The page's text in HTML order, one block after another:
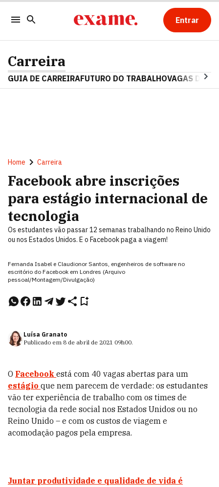
Entrar
Carreira
GUIA DE CARREIRAFUTURO DO TRABALHOVAGAS DE
Home Carreira
Facebook abre inscrições
para estágio internacional de
tecnologia
Os estudantes vão passar 12 semanas trabalhando no Reino Unido
ou nos Estados Unidos. E o Facebook paga a viagem!
Fernanda Isabel e Claudionor Santos, engenheiros de software no
escritório do Facebook em Londres (Arquivo
pessoal/Montagem/Divulgação)
Luísa Granato
Publicado em 8 de abril de 2021 09h00.
O Facebook está com 40 vagas abertas para um
estágio que nem parecem de verdade: os estudantes
vão ter experiência de trabalho com os times de
tecnologia da rede social nos Estados Unidos ou no
Reino Unido – e com os custos de viagem e
acomodação pagos pela empresa.
Juntar produtividade e qualidade de vida é